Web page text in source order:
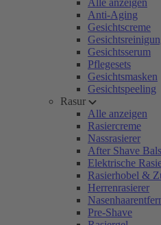
Alle anzeigen
Anti-Aging
Gesichtscreme
Gesichtsserum
Pflegesets
Gesichtsmasken
Gesichtspeeling
Rasur
Alle anzeigen
Rasiercreme
Nassrasierer
After Shave
Elektrische
Rasierhobel &
Herrenrasierer
Pre-Shave